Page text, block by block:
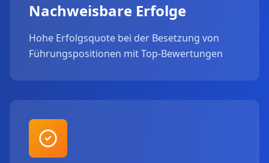
Nachweisbare Erfolge
Hohe Erfolgsquote bei der Besetzung von
Führungspositionen mit Top-Bewertungen